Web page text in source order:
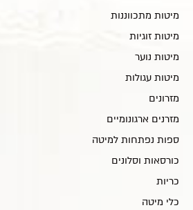
מיטות מתכווננות
מיטות זוגיות
מיטות נוער
מיטות עגולות
מזרונים
מזרנים ארגונומיים
ספות נפתחות למיטה
כורסאות וסלונים
כריות
כלי מיטה